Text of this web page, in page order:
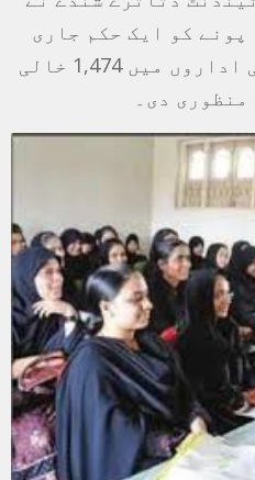
کو ایک حکم جاری
کیا اور اقلیتی تعلیمی اداروں میں 1,474 خالی
دی۔